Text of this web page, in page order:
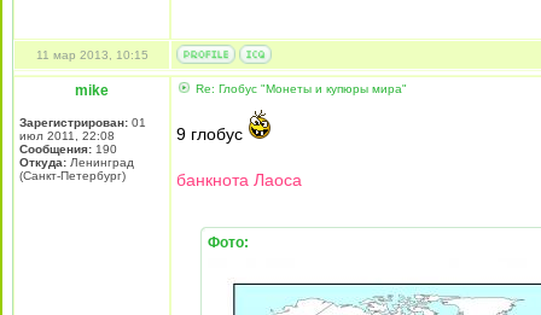
11 мар 2013, 10:15
mike
Зарегистрирован: 01
июл 2011, 22:08
Сообщения: 190
Откуда: Ленинград
(Санкт-Петербург)
Re: Глобус "Монеты и купюры мира"
9 глобус
банкнота Лаоса
Фото: